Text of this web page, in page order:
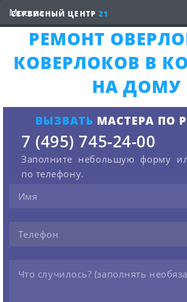
СЕРВИСНЫЙ ЦЕНТР 21
РЕМОНТ
КОВЕРЛОКОВ В
НА ДОМУ
ВЫЗВАТЬ МАСТЕРА ПО
7 (495) 745-24-00
Заполните небольшую форму
по телефону.